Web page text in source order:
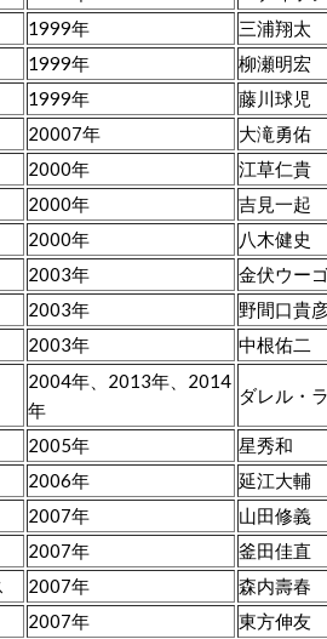
1999年
三浦翔太
1999年
柳瀬明宏
1999年
藤川球児
20007年
大滝勇佑
2000年
江草仁貴
2000年
吉見一起
2000年
八木健史
2003年
金伏ウー
2003年
野間口貴
2003年 中根佑二
2004年、2013年、2014
年
ダレル・
2005年
星秀和
2006年
延江大輔
2007年
山田修義
2007年
釜田佳直
2007年
森内壽春
2007年
東方伸友